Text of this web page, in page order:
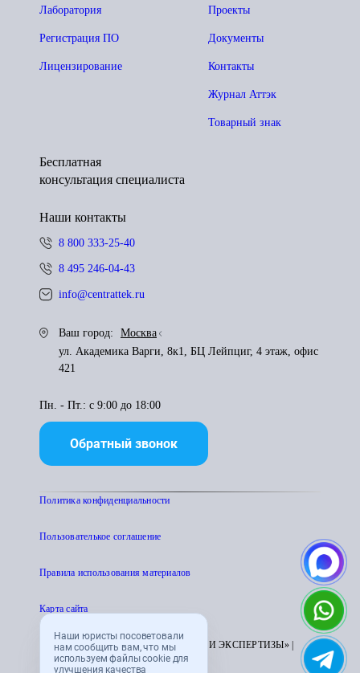
Наши юристы посоветовали
нам сообщить вам, что мы
используем файлы cookie для
улучшения качества
Проекты
Документы
Контакты
Журнал Аттэк
Товарный знак
Лаборатория
Регистрация ПО
Лицензирование
Бесплатная
консультация специалиста
Наши контакты
8 800 333-25-40
8 495 246-04-43
info@centrattek.ru
Ваш город:
Москва
ул. Академика Варги, 8к1, БЦ Лейпциг, 4 этаж, офис
421
Пн. - Пт.: с 9:00 до 18:00
Обратный звонок
Политика конфиденциальности
Пользователькое соглашение
Правила использования материалов
Карта сайта
© 1995 - 2026 «ЦЕНТР АТТЕСТАЦИИ И ЭКСПЕРТИЗЫ» |
CENTRATTEK.RU